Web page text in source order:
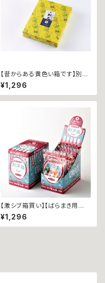
【昔からある黄色い箱です】別子
飴 ∼３0０ｇ箱入∼
¥1,296
【激シブ箱買い】【ばらまき用
に！】別子飴 ∼レトロ箱１０袋
入∼
¥1,296